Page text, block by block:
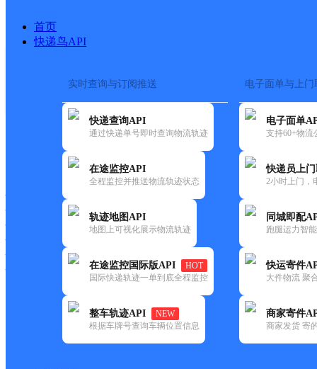
首页
快递鸟API
实时查询与订阅推送
快递查询API
通过快递单号即时查询物流轨迹
在途监控API
全程监控并推送物流轨迹状态
轨迹地图API
地图上可视化展示物流轨迹
在途监控国际版API
HOT
国际快递轨迹一单到底全程监控
整车轨迹API
NEW
根据车牌号查询车辆位置信息
电子面单与上门
电子面单
支持60+物流
快递员上
2小时上门，
同城即配
跑腿运力智
快运寄件
大件物流 聚
商家寄件
商家发货 寄
快递大全 > 快递网点
快递大全 快运大全
城市：临沂市 ✕ 地区：沂南县 ✕ 清空已选